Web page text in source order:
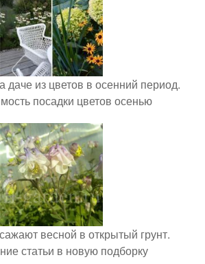
даче из цветов в осенний период.
посадки цветов осенью
весной в открытый грунт.
статьи в новую подборку